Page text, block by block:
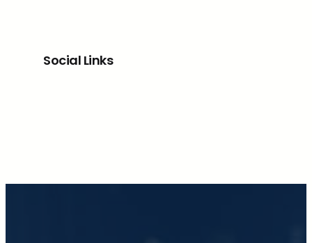
Social Links